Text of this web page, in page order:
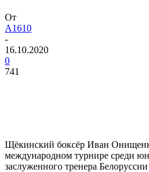
От
A1610
-
16.10.2020
0
741
Щёкинский боксёр Иван
международном турнире среди
заслуженного тренера